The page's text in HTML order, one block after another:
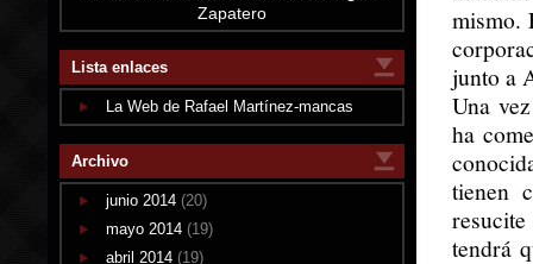
Zapatero
Lista enlaces
La Web de Rafael Martínez-mancas
Archivo
junio 2014 (20)
mayo 2014 (19)
abril 2014 (19)
mismo.
junto a
Una
ha
tienen
tendrá